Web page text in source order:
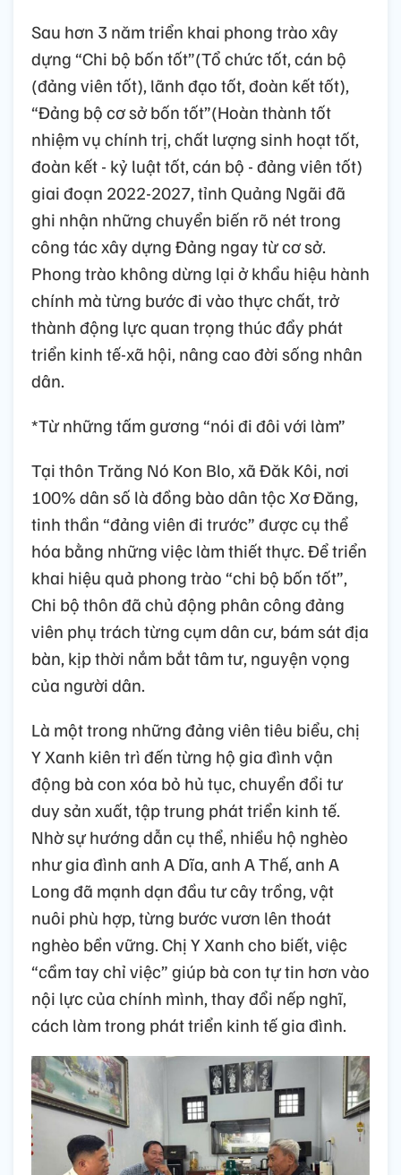
Sau hơn 3 năm triển khai phong trào xây
dựng “Chi bộ bốn tốt”(Tổ chức tốt, cán bộ
(đảng viên tốt), lãnh đạo tốt, đoàn kết tốt),
“Đảng bộ cơ sở bốn tốt”(Hoàn thành tốt
nhiệm vụ chính trị, chất lượng sinh hoạt tốt,
đoàn kết - kỷ luật tốt, cán bộ - đảng viên tốt)
giai đoạn 2022-2027, tỉnh Quảng Ngãi đã
ghi nhận những chuyển biến rõ nét trong
công tác xây dựng Đảng ngay từ cơ sở.
Phong trào không dừng lại ở khẩu hiệu hành
chính mà từng bước đi vào thực chất, trở
thành động lực quan trọng thúc đẩy phát
triển kinh tế-xã hội, nâng cao đời sống nhân
dân.
*Từ những tấm gương “nói đi đôi với làm”
Tại thôn Trăng Nó Kon Blo, xã Đăk Kôi, nơi
100% dân số là đồng bào dân tộc Xơ Đăng,
tinh thần “đảng viên đi trước” được cụ thể
hóa bằng những việc làm thiết thực. Để triển
khai hiệu quả phong trào “chi bộ bốn tốt”,
Chi bộ thôn đã chủ động phân công đảng
viên phụ trách từng cụm dân cư, bám sát địa
bàn, kịp thời nắm bắt tâm tư, nguyện vọng
của người dân.
Là một trong những đảng viên tiêu biểu, chị
Y Xanh kiên trì đến từng hộ gia đình vận
động bà con xóa bỏ hủ tục, chuyển đổi tư
duy sản xuất, tập trung phát triển kinh tế.
Nhờ sự hướng dẫn cụ thể, nhiều hộ nghèo
như gia đình anh A Dĩa, anh A Thế, anh A
Long đã mạnh dạn đầu tư cây trồng, vật
nuôi phù hợp, từng bước vươn lên thoát
nghèo bền vững. Chị Y Xanh cho biết, việc
“cầm tay chỉ việc” giúp bà con tự tin hơn vào
nội lực của chính mình, thay đổi nếp nghĩ,
cách làm trong phát triển kinh tế gia đình.